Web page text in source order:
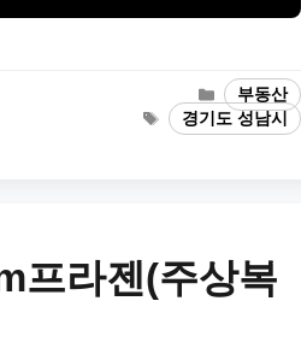
Categories
부동산
Tags경기도 성남시
프라젠(주상복